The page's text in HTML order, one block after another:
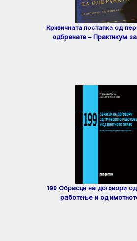
Кривичната постапка од
одбраната – Практикум
199 Обрасци на договори од
работење и од